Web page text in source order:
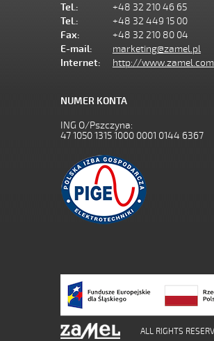
Tel.:
+48 32 210 46 65
Tel.:
+48 32 449 15 00
Fax:
+48 32 210 80 04
E-mail:
marketing@zamel.pl
Internet:
http://www.zamel.com
NUMER KONTA
ING O/Pszczyna:
47 1050 1315 1000 0001 0144 6367
ALL RIGHTS